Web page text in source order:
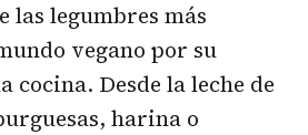
las legumbres más
vegano por su
cocina. Desde la leche de
harina o